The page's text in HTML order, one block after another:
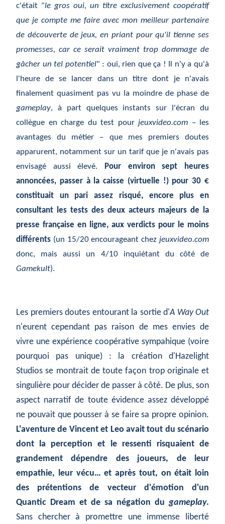
c'était "le gros oui, un titre exclusivement coopératif
que je compte me faire avec mon meilleur partenaire
de découverte de jeux, en priant pour qu'il tienne ses
promesses, car ce serait vraiment trop dommage de
gâcher un tel potentiel" : oui, rien que ça ! Il n'y a qu'à
l'heure de se lancer dans un titre dont je n'avais
finalement quasiment pas vu la moindre de phase de
gameplay, à part quelques instants sur l'écran du
collègue en charge du test pour jeuxvideo.com – les
avantages du métier – que mes premiers doutes
apparurent, notamment sur un tarif que je n'avais pas
envisagé aussi élevé.
Pour environ sept heures
annoncées, passer à la caisse (virtuelle !) pour 30 €
constituait un pari assez risqué, encore plus en
consultant les tests des deux acteurs majeurs de la
presse française en ligne, aux verdicts pour le moins
différents (un 15/20 encourageant chez jeuxvideo.com
donc, mais aussi un 4/10 inquiétant du côté de
Gamekult).
Les premiers doutes entourant la sortie d'A Way Out
n'eurent cependant pas raison de mes envies de
vivre une expérience coopérative sympahique (voire
pourquoi pas unique) : la création d'Hazelight
Studios se montrait de toute façon trop originale et
singulière pour décider de passer à côté. De plus, son
aspect narratif de toute évidence assez développé
ne pouvait que pousser à se faire sa propre opinion.
L'aventure de Vincent et Leo avait tout du scénario
dont la perception et le ressenti risquaient de
grandement dépendre des joueurs, de leur
empathie, leur vécu… et après tout, on était loin
des prétentions de vecteur d'émotion d'un
Quantic Dream et de sa négation dugameplay.
Sans chercher à promettre une immense liberté